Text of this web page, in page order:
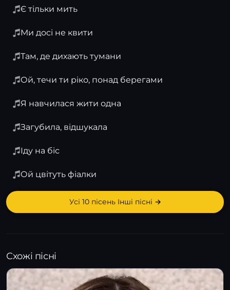
Є тільки мить
Ми досі не квити
Там, де дихають тумани
Ой, течи ти ріко, понад берегами
Я навчилася жити одна
Загубила, відшукала
Іду на біс
Ой цвітуть фіалки
Усі 10 пісень Інші пісні →
Схожі пісні